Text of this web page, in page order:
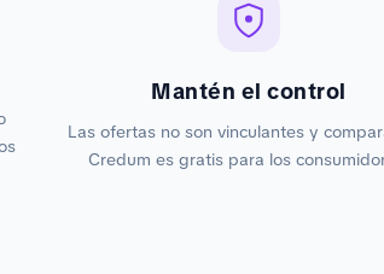
Mantén el control
Las ofertas no son vinculantes y
Credum es gratis para los